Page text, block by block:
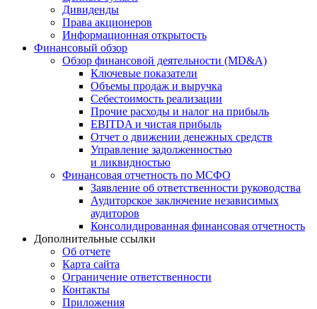
Дивиденды
Права акционеров
Информационная открытость
Финансовый обзор
Обзор финансовой деятельности (MD&A)
Ключевые показатели
Объемы продаж и выручка
Себестоимость реализации
Прочие расходы и налог на прибыль
EBITDA и чистая прибыль
Отчет о движении денежных средств
Управление задолженностью
и ликвидностью
Финансовая отчетность по МСФО
Заявление об ответственности руководства
Аудиторское заключение независимых
аудиторов
Консолидированная финансовая отчетность
Дополнительные ссылки
Об отчете
Карта сайта
Ограничение ответственности
Контакты
Приложения